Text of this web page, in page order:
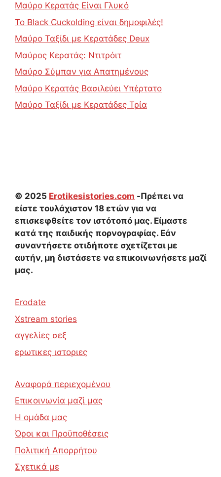
Μαύρο Κερατάς Είναι Γλυκό
Το Black Cuckolding είναι δημοφιλές!
Μαύρο Ταξίδι με Κερατάδες Deux
Μαύρος Κερατάς: Ντιτρόιτ
Μαύρο Σύμπαν για Απατημένους
Μαύρο Κερατάς Βασιλεύει Υπέρτατο
Μαύρο Ταξίδι με Κερατάδες Τρία
© 2025 Erotikesistories.com -Πρέπει να
είστε τουλάχιστον 18 ετών για να
επισκεφθείτε τον ιστότοπό μας. Είμαστε
κατά της παιδικής πορνογραφίας. Εάν
συναντήσετε οτιδήποτε σχετίζεται με
αυτήν, μη διστάσετε να επικοινωνήσετε μαζί
μας.
Erodate
Xstream stories
αγγελίες σεξ
ερωτικες ιστοριες
Αναφορά περιεχομένου
Επικοινωνία μαζί μας
Η ομάδα μας
Όροι και Προϋποθέσεις
Πολιτική Απορρήτου
Σχετικά με